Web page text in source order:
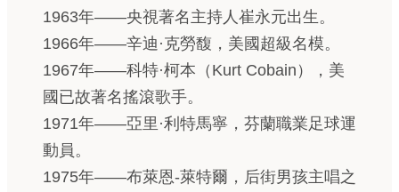
1963年——央視著名主持人崔永元出生。
1966年——辛迪·克勞馥，美國超級名模。
1967年——科特·柯本（Kurt Cobain），美
國已故著名搖滾歌手。
1971年——亞里·利特馬寧，芬蘭職業足球運
動員。
1975年——布萊恩-萊特爾，后街男孩主唱之